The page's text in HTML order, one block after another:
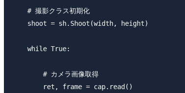
    # 撮影クラス初期化
    shoot = sh.Shoot(width, height)
    while True:
        # カメラ画像取得
        ret, frame = cap.read()